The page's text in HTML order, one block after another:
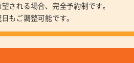
される場合、完全予約制です。
もご調整可能です。